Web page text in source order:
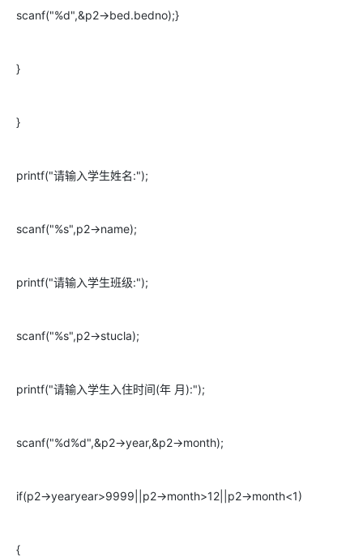
scanf("%d",&p2->bed.bedno);}
}
}
printf("请输入学生姓名:");
scanf("%s",p2->name);
printf("请输入学生班级:");
scanf("%s",p2->stucla);
printf("请输入学生入住时间(年 月):");
scanf("%d%d",&p2->year,&p2->month);
if(p2->yearyear>9999||p2->month>12||p2->month<1)
{